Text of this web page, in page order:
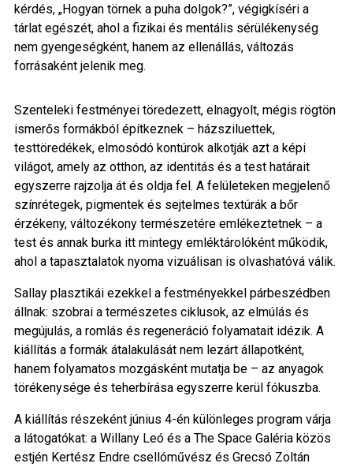
kérdés, „Hogyan törnek a puha dolgok?”, végigkíséri a
tárlat egészét, ahol a fizikai és mentális sérülékenység
nem gyengeségként, hanem az ellenállás, változás
forrásaként jelenik meg.
Szenteleki festményei töredezett, elnagyolt, mégis rögtön
ismerős formákból építkeznek – házsziluettek,
testtöredékek, elmosódó kontúrok alkotják azt a képi
világot, amely az otthon, az identitás és a test határait
egyszerre rajzolja át és oldja fel. A felületeken megjelenő
színrétegek, pigmentek és sejtelmes textúrák a bőr
érzékeny, változékony természetére emlékeztetnek – a
test és annak burka itt mintegy emléktárolóként működik,
ahol a tapasztalatok nyoma vizuálisan is olvashatóvá válik.
Sallay plasztikái ezekkel a festményekkel párbeszédben
állnak: szobrai a természetes ciklusok, az elmúlás és
megújulás, a romlás és regeneráció folyamatait idézik. A
kiállítás a formák átalakulását nem lezárt állapotként,
hanem folyamatos mozgásként mutatja be – az anyagok
törékenysége és teherbírása egyszerre kerül fókuszba.
A kiállítás részeként június 4-én különleges program várja
a látogatókat: a Willany Leó és a The Space Galéria közös
estjén Kertész Endre csellóművész és Grecsó Zoltán